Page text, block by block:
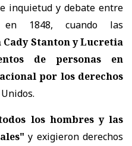
inquietud y debate entre
1848, cuando las
Stanton y Lucretia
de personas en
por los derechos
los hombres y las
y exigieron derechos